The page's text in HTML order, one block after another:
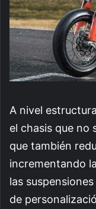
A nivel
el chasis que no
que también
incrementando
las
de